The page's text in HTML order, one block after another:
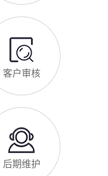
客户审核
后期维护